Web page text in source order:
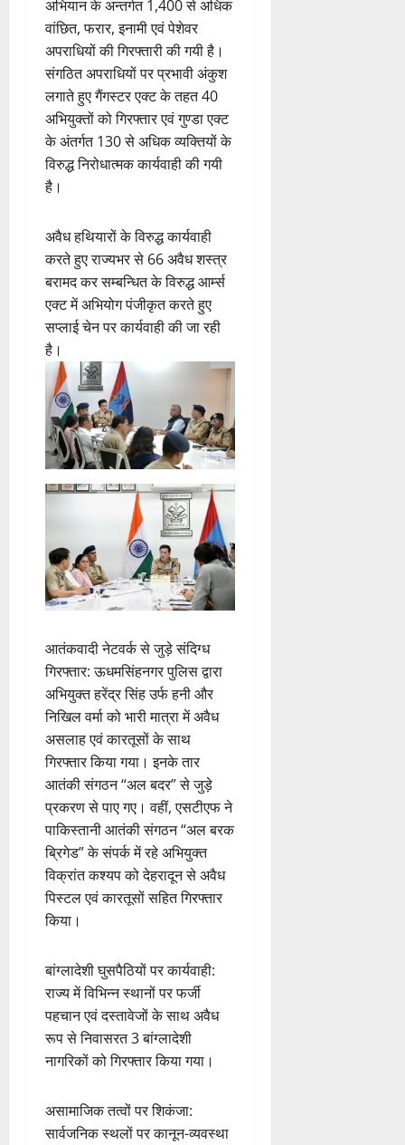
अभियान के अन्तर्गत 1,400 से अधिक
वांछित, फरार, इनामी एवं पेशेवर
अपराधियों की गिरफ्तारी की गयी है।
संगठित अपराधियों पर प्रभावी अंकुश
लगाते हुए गैंगस्टर एक्ट के तहत 40
अभियुक्तों को गिरफ्तार एवं गुण्डा एक्ट
के अंतर्गत 130 से अधिक व्यक्तियों के
विरुद्ध निरोधात्मक कार्यवाही की गयी
है।
अवैध हथियारों के विरुद्ध कार्यवाही
करते हुए राज्यभर से 66 अवैध शस्त्र
बरामद कर सम्बन्धित के विरुद्ध आर्म्स
एक्ट में अभियोग पंजीकृत करते हुए
सप्लाई चेन पर कार्यवाही की जा रही
है।
आतंकवादी नेटवर्क से जुड़े संदिग्ध
गिरफ्तार: ऊधमसिंहनगर पुलिस द्वारा
अभियुक्त हरेंद्र सिंह उर्फ हनी और
निखिल वर्मा को भारी मात्रा में अवैध
असलाह एवं कारतूसों के साथ
गिरफ्तार किया गया। इनके तार
आतंकी संगठन “अल बदर” से जुड़े
प्रकरण से पाए गए। वहीं, एसटीएफ ने
पाकिस्तानी आतंकी संगठन “अल बरक
ब्रिगेड” के संपर्क में रहे अभियुक्त
विक्रांत कश्यप को देहरादून से अवैध
पिस्टल एवं कारतूसों सहित गिरफ्तार
किया।
बांग्लादेशी घुसपैठियों पर कार्यवाही:
राज्य में विभिन्न स्थानों पर फर्जी
पहचान एवं दस्तावेजों के साथ अवैध
रूप से निवासरत 3 बांग्लादेशी
नागरिकों को गिरफ्तार किया गया।
असामाजिक तत्वों पर शिकंजा:
सार्वजनिक स्थलों पर कानून-व्यवस्था